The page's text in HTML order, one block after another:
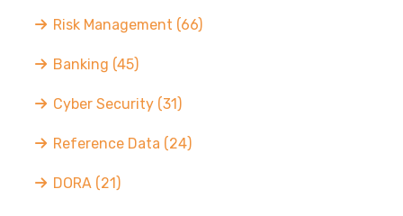
Risk Management (66)
Banking (45)
Cyber Security (31)
Reference Data (24)
DORA (21)